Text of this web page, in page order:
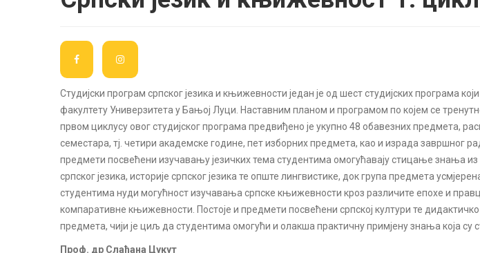
Студијски програм српског језика и књижевности један је од шест студијских програма
факултету Универзитета у Бањој Луци. Наставним планом и програмом по којем се
првом циклусу овог студијског програма предвиђено је укупно 48 обавезних предмета,
семестара, тј. четири академске године, пет изборних предмета, као и израда завршног
предмети посвећени изучавању језичких тема студентима омогућавају стицање знања
српског језика, историје српског језика те опште лингвистике, док група предмета
студентима нуди могућност изучавања српске књижевности кроз различите епохе и
компаративне књижевности. Постоје и предмети посвећени српској култури те
предмета, чији је циљ да студентима омогући и олакша практичну примјену знања која су
Проф. др Слађана Цукут